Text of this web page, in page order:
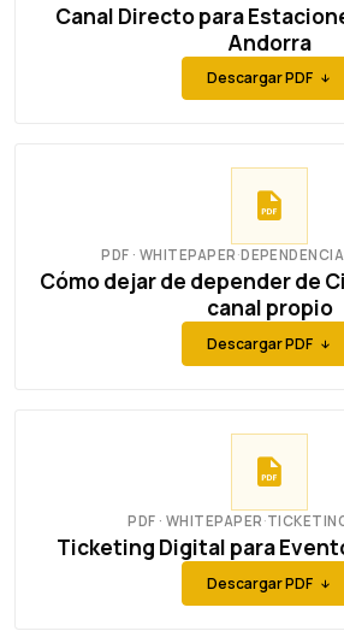
Canal Directo para
Andorra
Descargar PDF
PDF · WHITEPAPER ·
Cómo dejar de depender de
canal propio
Descargar PDF
PDF · WHITEPAPER ·
Ticketing Digital para
Descargar PDF